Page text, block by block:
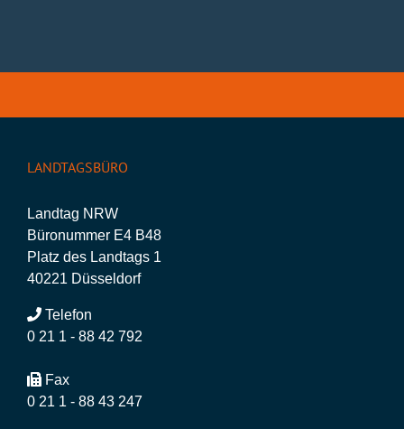
LANDTAGSBÜRO
Landtag NRW
Büronummer E4 B48
Platz des Landtags 1
40221 Düsseldorf
Telefon
0 21 1 - 88 42 792
Fax
0 21 1 - 88 43 247